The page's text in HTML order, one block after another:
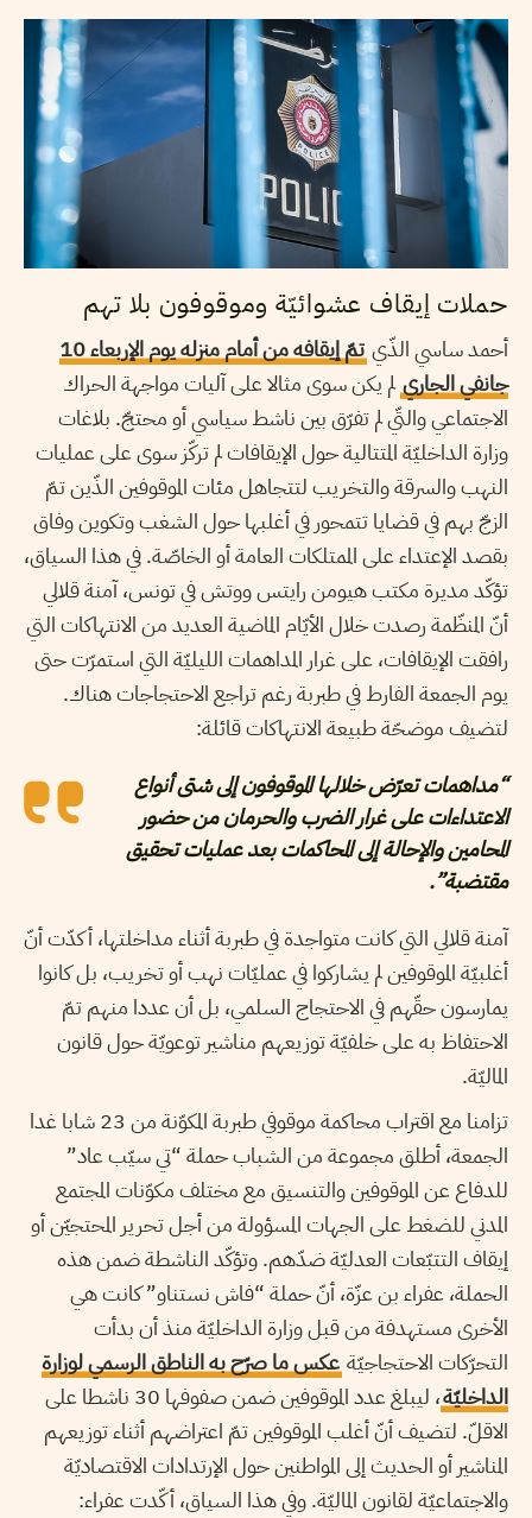
حملات إيقاف عشوائيّة وموقوفون بلا تهم
أحمد ساسي الذّي
تمّ إيقافه من أمام منزله يوم الإربعاء 10
جانفي الجاريلم يكن سوى مثالا على آليات مواجهة الحراك
الاجتماعي والتّي لم تفرّق بين ناشط سياسي أو محتجّ. بلاغات
وزارة الداخليّة المتتالية حول الإيقافات لم تركّز سوى على عمليات
النهب والسرقة والتخريب لتتجاهل مئات الموقوفين الذّين تمّ
الزجّ بهم في قضايا تتمحور في أغلبها حول الشغب وتكوين وفاق
بقصد الإعتداء على الممتلكات العامة أو الخاصّة. في هذا السياق،
تؤكّد مديرة مكتب هيومن رايتس ووتش في تونس، آمنة قلالي
أنّ المنظّمة رصدت خلال الأيّام الماضية العديد من الانتهاكات التي
رافقت الإيقافات، على غرار المداهمات الليليّة التي استمرّت حتى
يوم الجمعة الفارط في طبربة رغم تراجع الاحتجاجات هناك.
لتضيف موضحّة طبيعة الانتهاكات قائلة:
“مداهمات تعرّض خلالها الموقوفون إلى شتى أنواع
الاعتداءات على غرار الضرب والحرمان من حضور
المحامين والإحالة إلى المحاكمات بعد عمليات تحقيق
مقتضبة”.
آمنة قلالي التي كانت متواجدة في طبربة أثناء مداخلتها، أكدّت أنّ
أغلبيّة الموقوفين لم يشاركوا في عمليّات نهب أو تخريب، بل كانوا
يمارسون حقّهم في الاحتجاج السلمي، بل أن عددا منهم تمّ
الاحتفاظ به على خلفيّة توزيعهم مناشير توعويّة حول قانون
الماليّة.
تزامنا مع اقتراب محاكمة موقوفي طبربة المكوّنة من 23 شابا غدا
الجمعة، أطلق مجموعة من الشباب حملة “تي سيّب عاد”
للدفاع عن الموقوفين والتنسيق مع مختلف مكوّنات المجتمع
المدني للضغط على الجهات المسؤولة من أجل تحرير المحتجيّن أو
إيقاف التتبّعات العدليّة ضدّهم. وتؤكّد الناشطة ضمن هذه
الحملة، عفراء بن عزّة، أنّ حملة “فاش نستناو” كانت هي
الأخرى مستهدفة من قبل وزارة الداخليّة منذ أن بدأت
التحرّكات الاحتجاجيّة عكس ما صرّح به الناطق الرسمي لوزارة
الداخليّة
، ليبلغ عدد الموقوفين ضمن صفوفها 30 ناشطا على
الاقلّ. لتضيف أنّ أغلب الموقوفين تمّ اعتراضهم أثناء توزيعهم
المناشير أو الحديث إلى المواطنين حول الإرتدادات الاقتصاديّة
والاجتماعيّة لقانون الماليّة. وفي هذا السياق، أكّدت عفراء: